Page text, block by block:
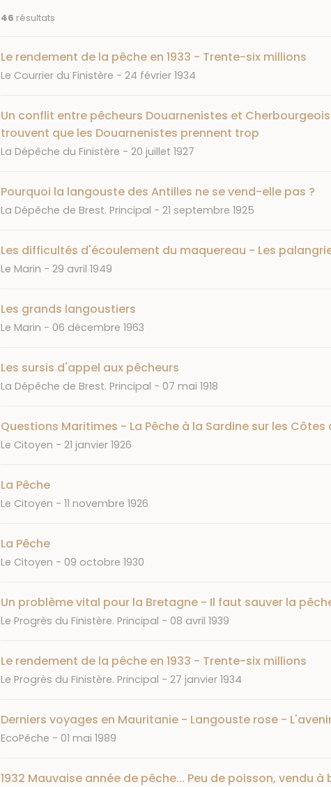
46 résultats
Le rendement de la pêche en 1933 - Trente-six millions
Journal
Le Courrier du Finistère Date
24 février 1934
Un conflit entre pêcheurs Douarnenistes et
trouvent que les Douarnenistes prennent trop
Journal
La Dépêche du Finistère Date
20 juillet 1927
Pourquoi la langouste des Antilles ne se vend-elle pas ?
Journal
La Dépêche de Brest. Principal Date
21 septembre 1925
Les difficultés d'écoulement du maquereau - Les
Journal
Le Marin Date
29 avril 1949
Les grands langoustiers
Journal
Le Marin Date
06 décembre 1963
Les sursis d'appel aux pêcheurs
Journal
La Dépêche de Brest. Principal Date
07 mai 1918
Questions Maritimes - La Pêche à la Sardine sur les Côtes
Journal
Le Citoyen Date
21 janvier 1926
La Pêche
Journal
Le Citoyen Date
11 novembre 1926
La Pêche
Journal
Le Citoyen Date
09 octobre 1930
Un problème vital pour la Bretagne - Il faut sauver la
Journal
Le Progrès du Finistère. Principal Date
08 avril 1939
Le rendement de la pêche en 1933 - Trente-six millions
Journal
Le Progrès du Finistère. Principal Date
27 janvier 1934
Derniers voyages en Mauritanie - Langouste rose -
Journal
EcoPêche Date
01 mai 1989
1932 Mauvaise année de pêche... Peu de poisson, vendu à